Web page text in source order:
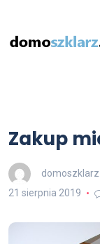
Zakup
21 sierpnia 2019